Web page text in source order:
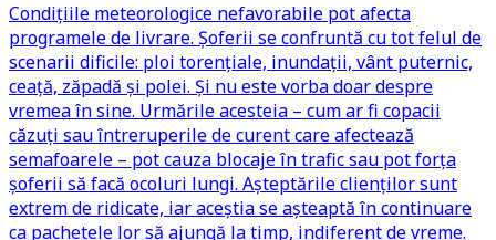
Condițiile meteorologice nefavorabile pot afecta
programele de livrare. Șoferii se confruntă cu tot felul de
scenarii dificile: ploi torențiale, inundații, vânt puternic,
ceață, zăpadă și polei. Și nu este vorba doar despre
vremea în sine. Urmările acesteia – cum ar fi copacii
căzuți sau întreruperile de curent care afectează
semafoarele – pot cauza blocaje în trafic sau pot forța
șoferii să facă ocoluri lungi. Așteptările clienților sunt
extrem de ridicate, iar aceștia se așteaptă în continuare
ca pachetele lor să ajungă la timp, indiferent de vreme.